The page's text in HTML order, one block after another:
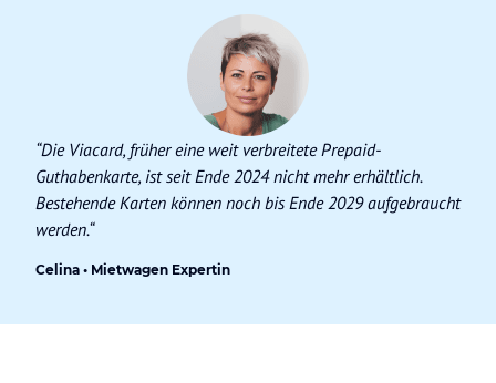
“Die Viacard, früher eine weit verbreitete Prepaid-
Guthabenkarte, ist seit Ende 2024 nicht mehr erhältlich.
Bestehende Karten können noch bis Ende 2029 aufgebraucht
werden.“
Celina • Mietwagen Expertin